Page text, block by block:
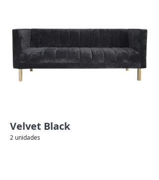
Velvet Black
2 unidades